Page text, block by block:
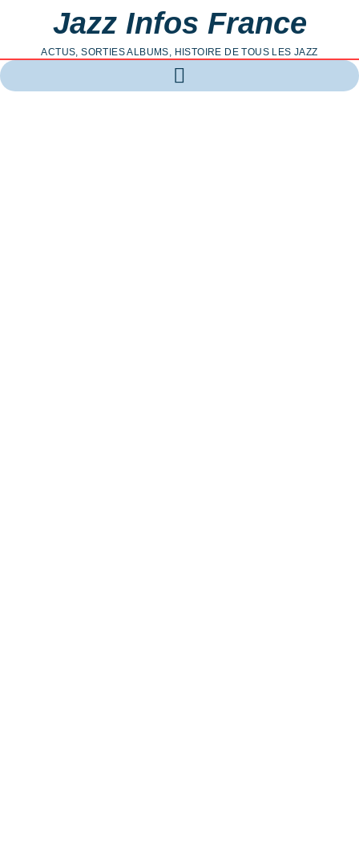
Jazz Infos France
ACTUS, SORTIES ALBUMS, HISTOIRE DE TOUS LES JAZZ